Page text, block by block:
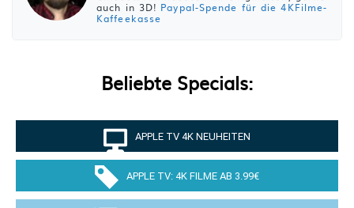
auch in 3D! Paypal-Spende für die 4KFilme-
Kaffeekasse
Beliebte Specials:
APPLE TV 4K NEUHEITEN
APPLE TV: 4K FILME AB 3.99€